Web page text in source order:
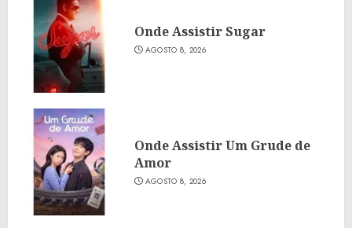
Onde Assistir Sugar
AGOSTO 8, 2026
Onde Assistir Um Grude de
Amor
AGOSTO 8, 2026